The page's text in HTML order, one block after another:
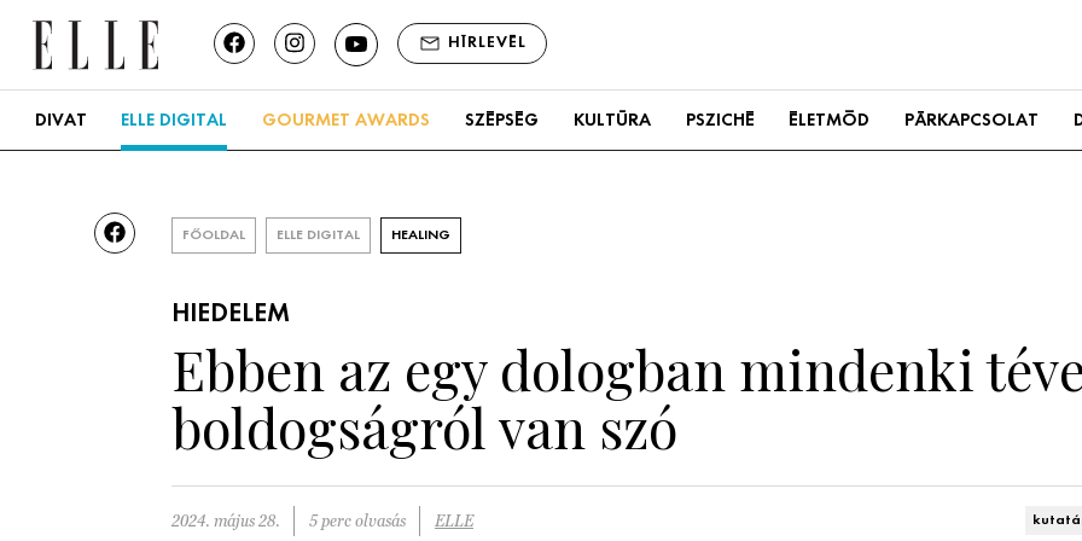
HÍRLEVÉL
DIVAT ELLE DIGITAL GOURMET AWARDS SZÉPSÉG KULTÚRA PSZICHÉ ÉLETMÓD PÁRKAPCSOLAT
FŐOLDAL ELLE DIGITAL HEALING
HIEDELEM
Ebben az egy dologban mindenki
boldogságról van szó
2024. május 28. 5 perc olvasás ELLE